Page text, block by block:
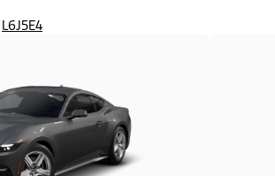
L6J5E4